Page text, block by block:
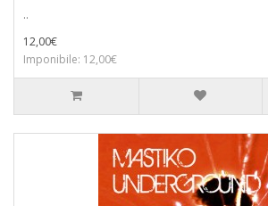
..
12,00€
Imponibile: 12,00€